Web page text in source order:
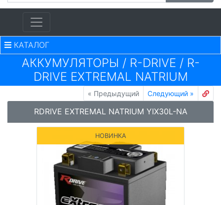
КАТАЛОГ
АККУМУЛЯТОРЫ / R-DRIVE / R-
DRIVE EXTREMAL NATRIUM
« Предыдущий Следующий »
RDRIVE EXTREMAL NATRIUM YIX30L-NA
НОВИНКА